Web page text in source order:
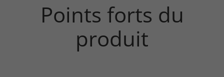
Points forts du
produit